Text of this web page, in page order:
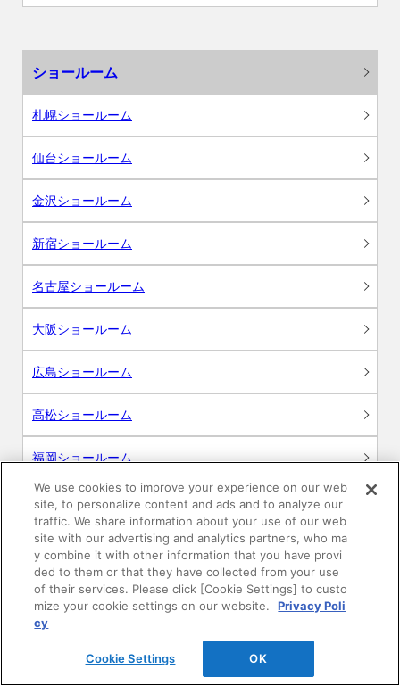
ショールーム
札幌ショールーム
仙台ショールーム
金沢ショールーム
新宿ショールーム
名古屋ショールーム
大阪ショールーム
広島ショールーム
高松ショールーム
福岡ショールーム
サポート
よくあるご質問
カタログ閲覧・資料請求
We use cookies to improve your experience on our web
site, to personalize content and ads and to analyze our
traffic. We share information about your use of our web
site with our advertising and analytics partners, who ma
y combine it with other information that you have provi
ded to them or that they have collected from your use
of their services. Please click [Cookie Settings] to custo
mize your cookie settings on our website.
Privacy Poli
cy
Cookie Settings OK